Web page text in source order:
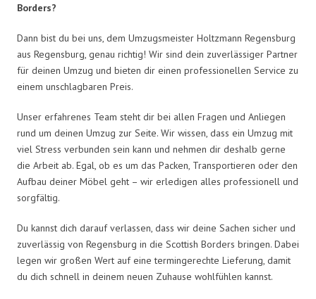
Borders?
Dann bist du bei uns, dem Umzugsmeister Holtzmann Regensburg
aus Regensburg, genau richtig! Wir sind dein zuverlässiger Partner
für deinen Umzug und bieten dir einen professionellen Service zu
einem unschlagbaren Preis.
Unser erfahrenes Team steht dir bei allen Fragen und Anliegen
rund um deinen Umzug zur Seite. Wir wissen, dass ein Umzug mit
viel Stress verbunden sein kann und nehmen dir deshalb gerne
die Arbeit ab. Egal, ob es um das Packen, Transportieren oder den
Aufbau deiner Möbel geht – wir erledigen alles professionell und
sorgfältig.
Du kannst dich darauf verlassen, dass wir deine Sachen sicher und
zuverlässig von Regensburg in die Scottish Borders bringen. Dabei
legen wir großen Wert auf eine termingerechte Lieferung, damit
du dich schnell in deinem neuen Zuhause wohlfühlen kannst.